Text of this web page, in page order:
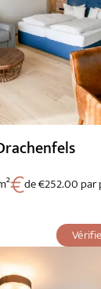
de €252.00 par